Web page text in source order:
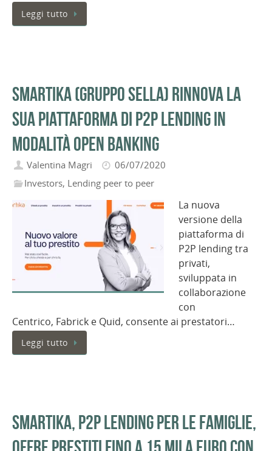
Leggi tutto
Smartika (Gruppo Sella) rinnova la
sua piattaforma di P2P lending in
modalità open banking
Valentina Magri
06/07/2020
Investors, Lending peer to peer
La nuova
versione della
piattaforma di
P2P lending tra
privati,
sviluppata in
collaborazione
con
Centrico, Fabrick e Quid, consente ai prestatori…
Leggi tutto
Smartika, P2P lending per le famiglie,